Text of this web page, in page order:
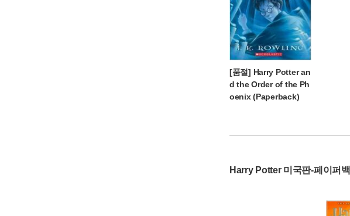
[품절] Harry Potter an
d the Order of the Ph
oenix (Paperback)
Harry Potter 미국판-페이퍼백